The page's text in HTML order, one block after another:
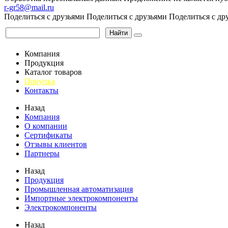
r-gr58@mail.ru
Поделиться с друзьями Поделиться с друзьями Поделиться с
Найти
Компания
Продукция
Каталог товаров
Покупка
Контакты
Назад
Компания
О компании
Сертификаты
Отзывы клиентов
Партнеры
Назад
Продукция
Промышленная автоматизация
Импортные электрокомпоненты
Электрокомпоненты
Назад